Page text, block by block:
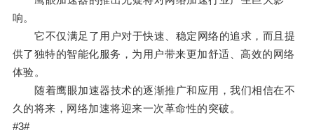
响。
它不仅满足了用户对于快速、稳定网络的追求，而且提
供了独特的智能化服务，为用户带来更加舒适、高效的网络
体验。
随着鹰眼加速器技术的逐渐推广和应用，我们相信在不
久的将来，网络加速将迎来一次革命性的突破。
#3#